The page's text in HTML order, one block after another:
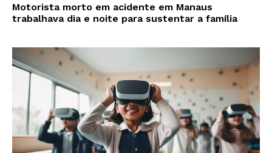
Motorista morto em acidente em Manaus
trabalhava dia e noite para sustentar a família